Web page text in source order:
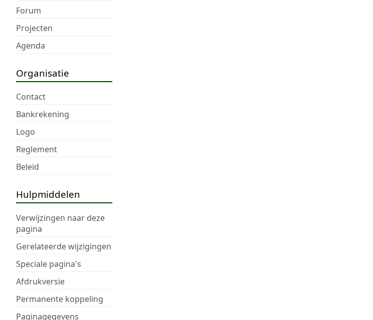
Forum
Projecten
Agenda
Organisatie
Contact
Bankrekening
Logo
Reglement
Beleid
Hulpmiddelen
Verwijzingen naar deze
pagina
Gerelateerde wijzigingen
Speciale pagina's
Afdrukversie
Permanente koppeling
Paginagegevens